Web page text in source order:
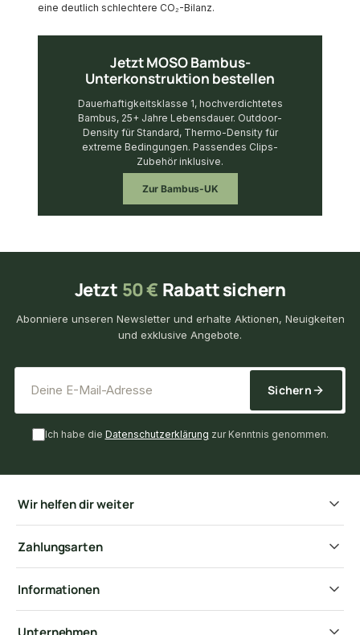
eine deutlich schlechtere CO₂-Bilanz.
Jetzt MOSO Bambus-
Unterkonstruktion bestellen
Dauerhaftigkeitsklasse 1, hochverdichtetes
Bambus, 25+ Jahre Lebensdauer. Outdoor-
Density für Standard, Thermo-Density für
extreme Bedingungen. Passendes Clips-
Zubehör inklusive.
Zur Bambus-UK
Jetzt 50 € Rabatt sichern
Abonniere unseren Newsletter und erhalte Aktionen, Neuigkeiten
und exklusive Angebote.
Sichern
Ich habe die Datenschutzerklärung zur Kenntnis genommen.
Wir helfen dir weiter
Zahlungsarten
Informationen